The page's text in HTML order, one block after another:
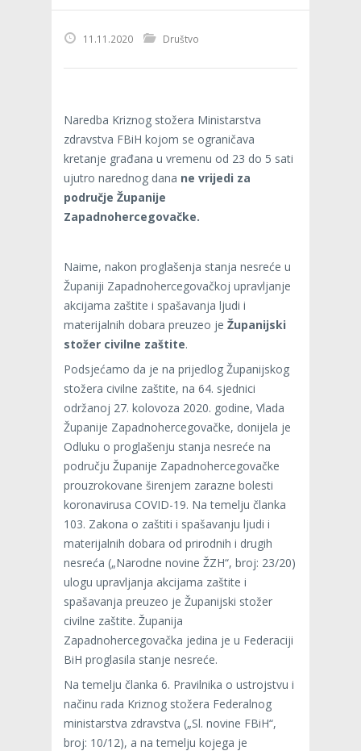
11.11.2020 Društvo
Naredba Kriznog stožera Ministarstva
zdravstva FBiH kojom se ograničava
kretanje građana u vremenu od 23 do 5 sati
ujutro narednog dana ne vrijedi za
područje Županije
Zapadnohercegovačke.
Naime, nakon proglašenja stanja nesreće u
Županiji Zapadnohercegovačkoj upravljanje
akcijama zaštite i spašavanja ljudi i
materijalnih dobara preuzeo je Županijski
stožer civilne zaštite.
Podsjećamo da je na prijedlog Županijskog
stožera civilne zaštite, na 64. sjednici
održanoj 27. kolovoza 2020. godine, Vlada
Županije Zapadnohercegovačke, donijela je
Odluku o proglašenju stanja nesreće na
području Županije Zapadnohercegovačke
prouzrokovane širenjem zarazne bolesti
koronavirusa COVID-19. Na temelju članka
103. Zakona o zaštiti i spašavanju ljudi i
materijalnih dobara od prirodnih i drugih
nesreća („Narodne novine ŽZH“, broj: 23/20)
ulogu upravljanja akcijama zaštite i
spašavanja preuzeo je Županijski stožer
civilne zaštite. Županija
Zapadnohercegovačka jedina je u Federaciji
BiH proglasila stanje nesreće.
Na temelju članka 6. Pravilnika o ustrojstvu i
načinu rada Kriznog stožera Federalnog
ministarstva zdravstva („Sl. novine FBiH“,
broj: 10/12), a na temelju kojega je